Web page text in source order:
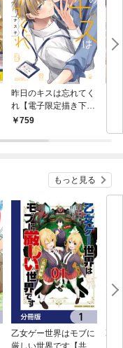
昨日のキスは忘れてく
れ【電子限定描き下ろ
し漫画付き】
759
もっと見る
乙女ゲー世界はモブに
乙